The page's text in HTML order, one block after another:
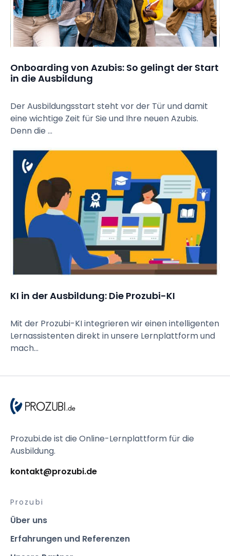
Onboarding von Azubis: So gelingt der Start
in die Ausbildung
Der Ausbildungsstart steht vor der Tür und damit
eine wichtige Zeit für Sie und Ihre neuen Azubis.
Denn die ...
KI in der Ausbildung: Die Prozubi-KI
Mit der Prozubi-KI integrieren wir einen intelligenten
Lernassistenten direkt in unsere Lernplattform und
mach...
Prozubi.de ist die Online-Lernplattform für die
Ausbildung.
kontakt@prozubi.de
Prozubi
Über uns
Erfahrungen und Referenzen